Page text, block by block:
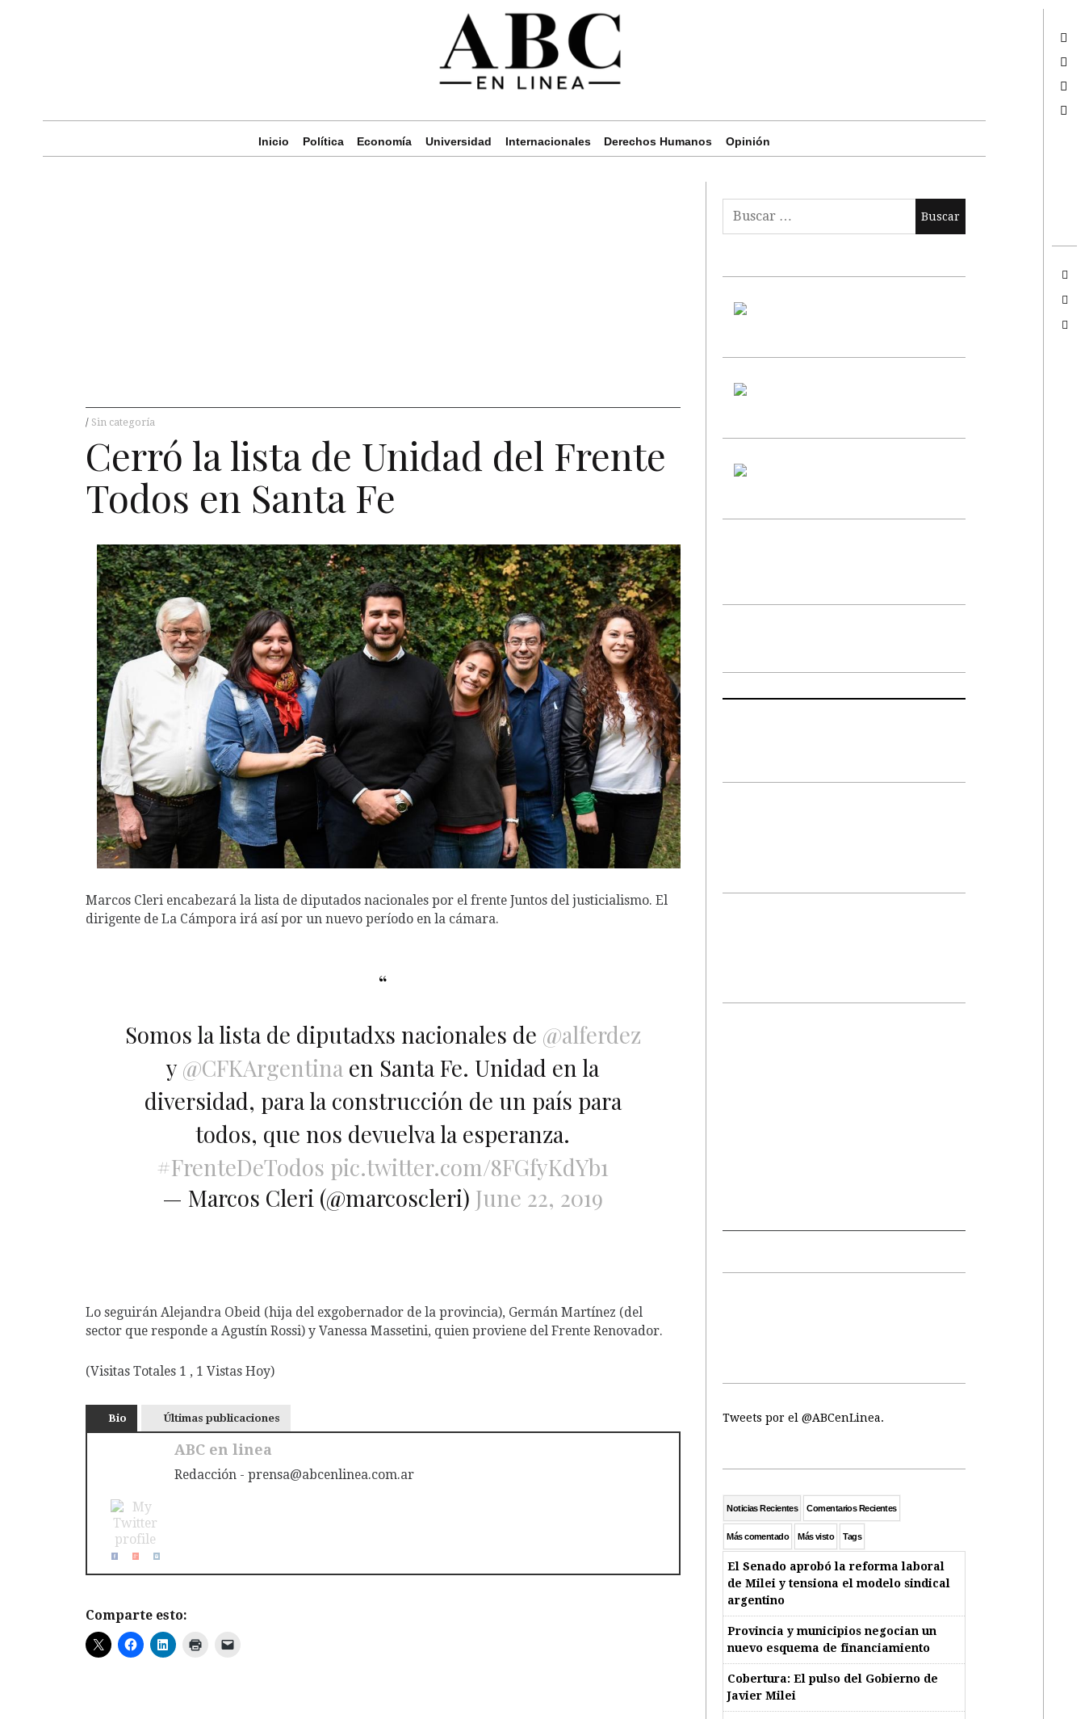
Inicio Política Economía Universidad Internacionales Derechos Humanos Opinión
Sin categoría
Cerró la lista de Unidad del Frente
Todos en Santa Fe
Marcos Cleri encabezará la lista de diputados nacionales por el frente Juntos del justicialismo. El
dirigente de La Cámpora irá así por un nuevo período en la cámara.
Somos la lista de diputadxs nacionales de @alferdez
y@CFKArgentina en Santa Fe. Unidad en la
diversidad, para la construcción de un país para
todos, que nos devuelva la esperanza.
#FrenteDeTodos pic.twitter.com/8FGfyKdYb1
— Marcos Cleri (@marcoscleri) June 22, 2019
Lo seguirán Alejandra Obeid (hija del exgobernador de la provincia), Germán Martínez (del
sector que responde a Agustín Rossi) y Vanessa Massetini, quien proviene del Frente Renovador.
(Visitas Totales 1 , 1 Vistas Hoy)
Bio Últimas publicaciones
ABC en linea
Redacción - prensa@abcenlinea.com.ar
Comparte esto:
Tweets por el @ABCenLinea.
Noticias Recientes Comentarios Recientes
Más comentado Más visto Tags
El Senado aprobó la reforma laboral
de Milei y tensiona el modelo sindical
argentino
Provincia y municipios negocian un
nuevo esquema de financiamiento
Cobertura: El pulso del Gobierno de
Javier Milei